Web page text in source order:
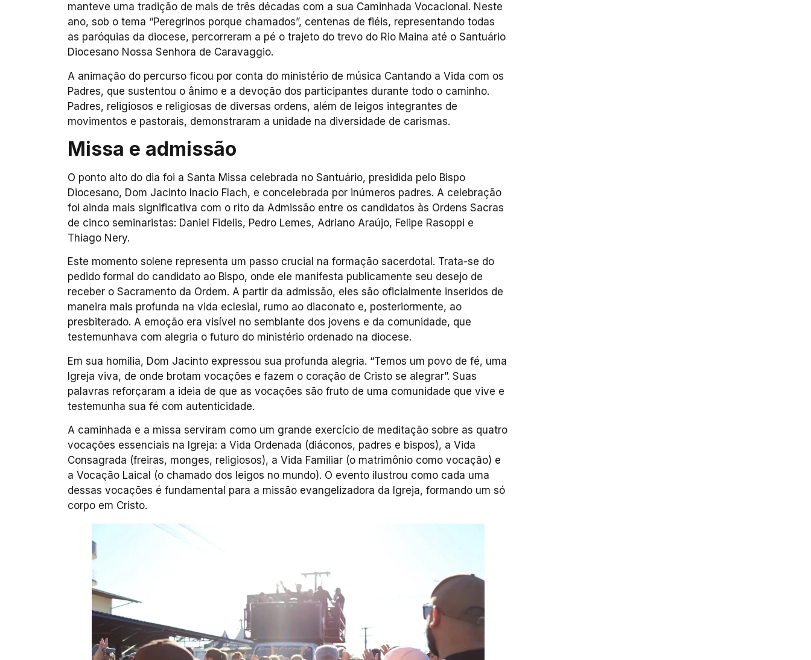
manteve uma tradição de mais de três décadas com a sua Caminhada Vocacional. Neste
ano, sob o tema “Peregrinos porque chamados”, centenas de fiéis, representando todas
as paróquias da diocese, percorreram a pé o trajeto do trevo do Rio Maina até o Santuário
Diocesano Nossa Senhora de Caravaggio.
A animação do percurso ficou por conta do ministério de música Cantando a Vida com os
Padres, que sustentou o ânimo e a devoção dos participantes durante todo o caminho.
Padres, religiosos e religiosas de diversas ordens, além de leigos integrantes de
movimentos e pastorais, demonstraram a unidade na diversidade de carismas.
Missa e admissão
O ponto alto do dia foi a Santa Missa celebrada no Santuário, presidida pelo Bispo
Diocesano, Dom Jacinto Inacio Flach, e concelebrada por inúmeros padres. A celebração
foi ainda mais significativa com o rito da Admissão entre os candidatos às Ordens Sacras
de cinco seminaristas: Daniel Fidelis, Pedro Lemes, Adriano Araújo, Felipe Rasoppi e
Thiago Nery.
Este momento solene representa um passo crucial na formação sacerdotal. Trata-se do
pedido formal do candidato ao Bispo, onde ele manifesta publicamente seu desejo de
receber o Sacramento da Ordem. A partir da admissão, eles são oficialmente inseridos de
maneira mais profunda na vida eclesial, rumo ao diaconato e, posteriormente, ao
presbiterado. A emoção era visível no semblante dos jovens e da comunidade, que
testemunhava com alegria o futuro do ministério ordenado na diocese.
Em sua homilia, Dom Jacinto expressou sua profunda alegria. “Temos um povo de fé, uma
Igreja viva, de onde brotam vocações e fazem o coração de Cristo se alegrar”. Suas
palavras reforçaram a ideia de que as vocações são fruto de uma comunidade que vive e
testemunha sua fé com autenticidade.
A caminhada e a missa serviram como um grande exercício de meditação sobre as quatro
vocações essenciais na Igreja: a Vida Ordenada (diáconos, padres e bispos), a Vida
Consagrada (freiras, monges, religiosos), a Vida Familiar (o matrimônio como vocação) e
a Vocação Laical (o chamado dos leigos no mundo). O evento ilustrou como cada uma
dessas vocações é fundamental para a missão evangelizadora da Igreja, formando um só
corpo em Cristo.